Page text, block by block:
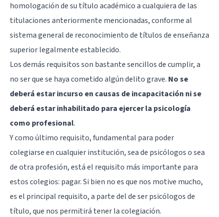
homologación de su título académico a cualquiera de las
titulaciones anteriormente mencionadas, conforme al
sistema general de reconocimiento de títulos de enseñanza
superior legalmente establecido.
Los demás requisitos son bastante sencillos de cumplir, a
no ser que se haya cometido algún delito grave. No se
deberá estar incurso en causas de incapacitación ni se
deberá estar inhabilitado para ejercer la psicología
como profesional.
Y como último requisito, fundamental para poder
colegiarse en cualquier institución, sea de psicólogos o sea
de otra profesión, está el requisito más importante para
estos colegios: pagar. Si bien no es que nos motive mucho,
es el principal requisito, a parte del de ser psicólogos de
título, que nos permitirá tener la colegiación.